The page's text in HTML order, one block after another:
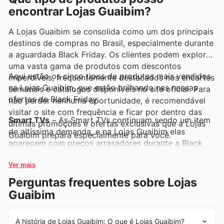
descontos por tempo limitado.
encontrar Lojas Guaibim?
A Lojas Guaibim se consolida como um dos principais
destinos de compras no Brasil, especialmente durante
a aguardada Black Friday. Os clientes podem explorar
uma vasta gama de produtos com descontos
imperdíveis, frequentemente destacados nos encartes
semanais e catálogos disponíveis no site oficial. Para
não perder nenhuma oportunidade, é recomendável
visitar o site com frequência e ficar por dentro das
últimas promoções e ofertas exclusivas que a Lojas
Guaibim prepara especialmente para você.
Aqui estão os cinco tipos de produtos mais vendidos
na Lojas Guaibim, que estão brilhando nas nossas
ofertas de Black Friday:
Smart TVs – As Smart TVs continuam sendo um item
de altíssima demanda, e na Lojas Guaibim elas
aparecem com preços arrasadores durante a Black
para transformar sua sala de estar com a melhor
tecnologia de imagem e conectividade, tudo isso com
excelentes condições que só a Lojas Guaibim oferece.
refrigeradores mais modernos e eficientes são
Ver mais
Perguntas frequentes sobre Lojas
Guaibim
A história de Lojas Guaibim: O que é Lojas Guaibim?